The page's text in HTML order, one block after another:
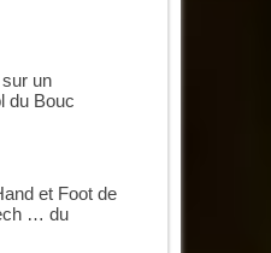
un
du Bouc
et Foot de
… du